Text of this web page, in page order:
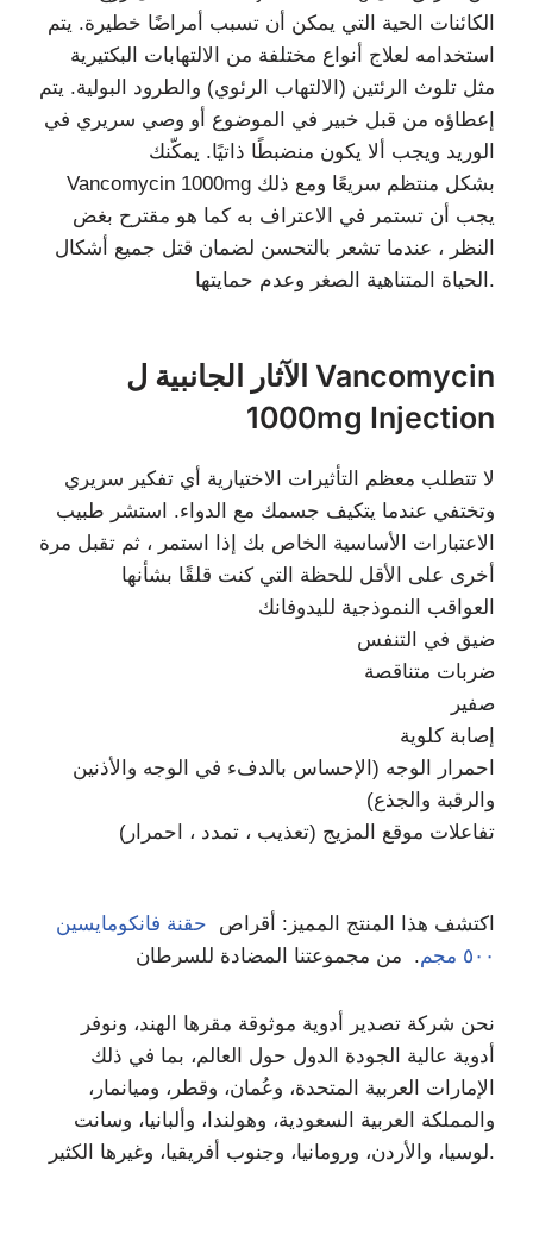
الكائنات الحية التي يمكن أن تسبب أمراضًا خطيرة. يتم
استخدامه لعلاج أنواع مختلفة من الالتهابات البكتيرية
مثل تلوث الرئتين (الالتهاب الرئوي) والطرود البولية. يتم
إعطاؤه من قبل خبير في الموضوع أو وصي سريري في
الوريد ويجب ألا يكون منضبطًا ذاتيًا. يمكّنك
Vancomycin 1000mg بشكل منتظم سريعًا ومع ذلك
يجب أن تستمر في الاعتراف به كما هو مقترح بغض
النظر ، عندما تشعر بالتحسن لضمان قتل جميع أشكال
الحياة المتناهية الصغر وعدم حمايتها.
الآثار الجانبية ل Vancomycin
1000mg Injection
لا تتطلب معظم التأثيرات الاختيارية أي تفكير سريري
وتختفي عندما يتكيف جسمك مع الدواء. استشر طبيب
الاعتبارات الأساسية الخاص بك إذا استمر ، ثم تقبل مرة
أخرى على الأقل للحظة التي كنت قلقًا بشأنها
العواقب النموذجية لليدوفانك
ضيق في التنفس
ضربات متناقصة
صفير
إصابة كلوية
احمرار الوجه (الإحساس بالدفء في الوجه والأذنين
والرقبة والجذع)
تفاعلات موقع المزيج (تعذيب ، تمدد ، احمرار)
اكتشف هذا المنتج المميز: أقراص حقنة فانكومايسين
٥٠٠ مجم
. من مجموعتنا المضادة للسرطان
نحن شركة تصدير أدوية موثوقة مقرها الهند، ونوفر
أدوية عالية الجودة الدول حول العالم، بما في ذلك
الإمارات العربية المتحدة، وعُمان، وقطر، وميانمار،
والمملكة العربية السعودية، وهولندا، وألبانيا، وسانت
لوسيا، والأردن، ورومانيا، وجنوب أفريقيا، وغيرها الكثير.